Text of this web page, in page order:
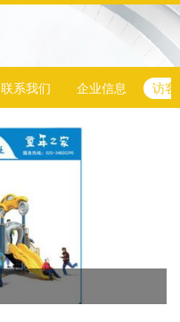
联系我们 企业信息 访客